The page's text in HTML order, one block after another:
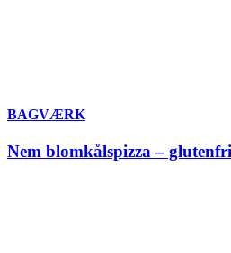
BAGVÆRK
Nem blomkålspizza –